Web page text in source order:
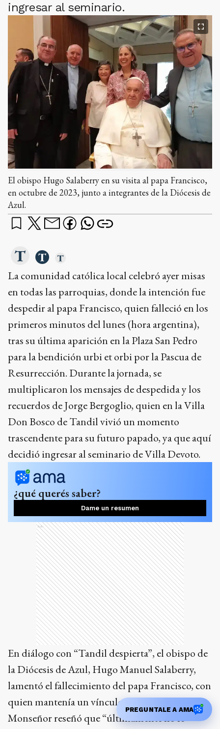
ingresar al seminario.
El obispo Hugo Salaberry en su visita al papa Francisco,
en octubre de 2023, junto a integrantes de la Diócesis de
Azul.
La comunidad católica local celebró ayer misas
en todas las parroquias, donde la intención fue
despedir al papa Francisco, quien falleció en los
primeros minutos del lunes (hora argentina),
tras su última aparición en la Plaza San Pedro
para la bendición urbi et orbi por la Pascua de
Resurrección. Durante la jornada, se
multiplicaron los mensajes de despedida y los
recuerdos de Jorge Bergoglio, quien en la Villa
Don Bosco de Tandil vivió un momento
trascendente para su futuro papado, ya que aquí
decidió ingresar al seminario de Villa Devoto.
¿qué querés saber?
Dame un resumen
Ads
En diálogo con “Tandil despierta”, el obispo de
la Diócesis de Azul, Hugo Manuel Salaberry,
lamentó el fallecimiento del papa Francisco, con
quien mantenía un vínculo de amistad.
Monseñor reseñó que “últimamente no lo
PREGUNTALE A AMA